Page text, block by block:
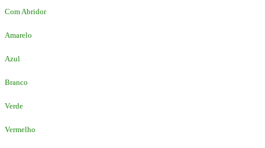
Com Abridor
Amarelo
Azul
Branco
Verde
Vermelho